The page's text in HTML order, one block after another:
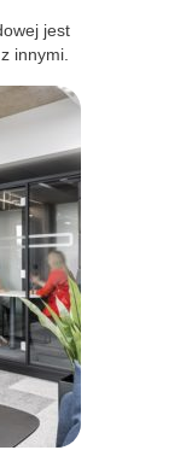
jest
innymi.